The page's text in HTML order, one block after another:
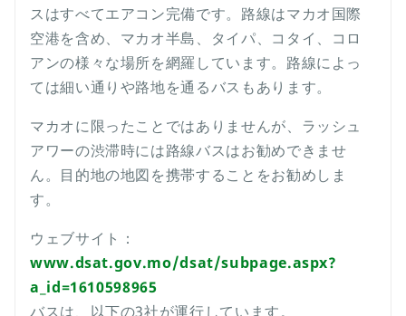
スはすべてエアコン完備です。路線はマカオ国際
空港を含め、マカオ半島、タイパ、コタイ、コロ
アンの様々な場所を網羅しています。路線によっ
ては細い通りや路地を通るバスもあります。
マカオに限ったことではありませんが、ラッシュ
アワーの渋滞時には路線バスはお勧めできませ
ん。目的地の地図を携帯することをお勧めしま
す。
ウェブサイト：
www.dsat.gov.mo/dsat/subpage.aspx?
a_id=1610598965
バスは、以下の3社が運行しています。